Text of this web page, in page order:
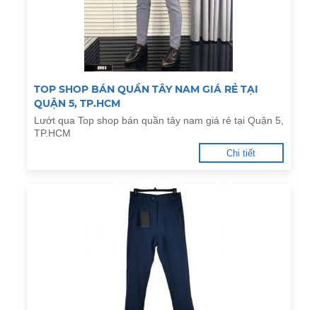
TOP SHOP BÁN QUẦN TÂY NAM GIÁ RẺ TẠI
QUẬN 5, TP.HCM
Lướt qua Top shop bán quần tây nam giá rẻ tại Quận 5,
TP.HCM
Chi tiết